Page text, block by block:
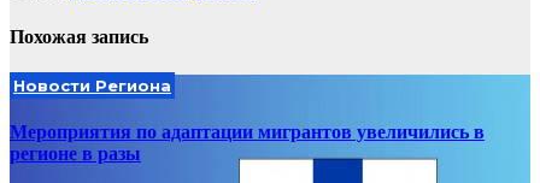
Похожая запись
Новости Региона
Мероприятия по адаптации мигрантов увеличились в
регионе в разы